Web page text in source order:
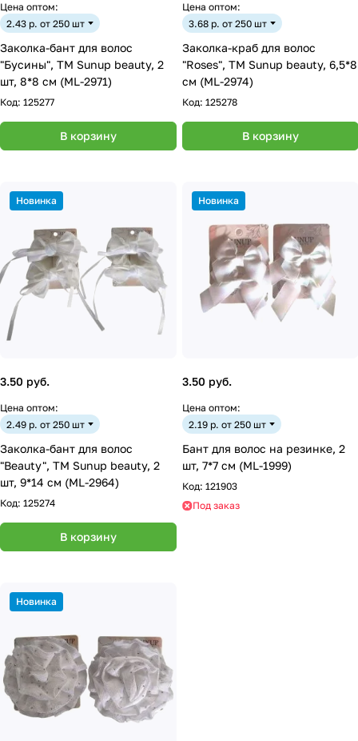
Цена оптом:
2.43 р. от 250 шт
Заколка-бант для волос
"Бусины", ТМ Sunup beauty, 2
шт, 8*8 см (ML-2971)
Код: 125277
В корзину
Цена оптом:
3.68 р. от 250 шт
Заколка-краб для волос
"Roses", ТМ Sunup beauty, 6,5*8
см (ML-2974)
Код: 125278
В корзину
Новинка
3.50 руб.
Цена оптом:
2.49 р. от 250 шт
Заколка-бант для волос
"Beauty", ТМ Sunup beauty, 2
шт, 9*14 см (ML-2964)
Код: 125274
В корзину
Новинка
3.50 руб.
Цена оптом:
2.19 р. от 250 шт
Бант для волос на резинке, 2
шт, 7*7 см (ML-1999)
Код: 121903
Под заказ
Новинка